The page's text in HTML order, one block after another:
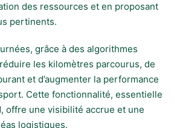
des ressources et en proposant
pertinents.
grâce à des algorithmes
les kilomètres parcourus, de
et d’augmenter la performance
Cette fonctionnalité, essentielle
offre une visibilité accrue et une
logistiques.